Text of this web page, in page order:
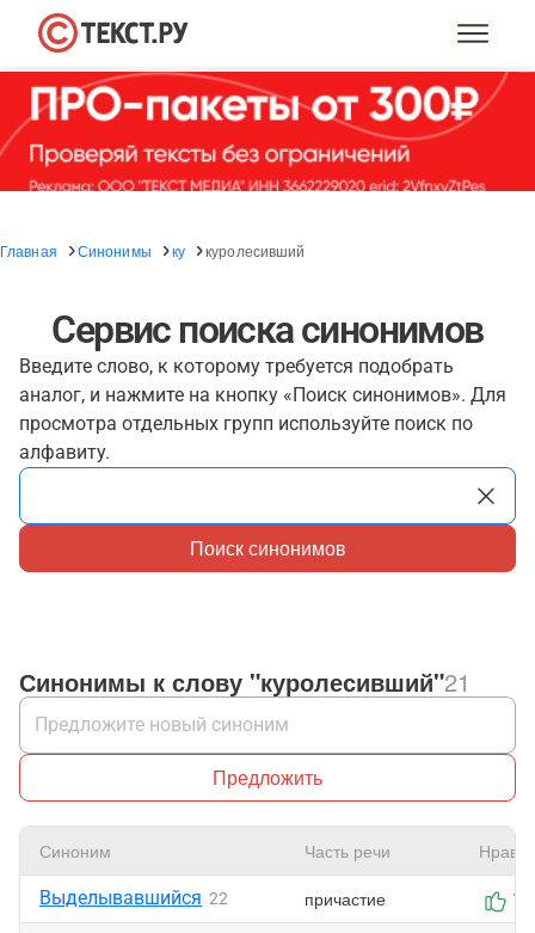
Главная Синонимы ку куролесивший
Сервис поиска синонимов
Введите слово, к которому требуется подобрать
аналог, и нажмите на кнопку «Поиск синонимов». Для
просмотра отдельных групп используйте поиск по
алфавиту.
Поиск синонимов
Синонимы к слову "куролесивший"21
Предложить
Синоним Часть речи
Выделывавшийся 22 причастие 1